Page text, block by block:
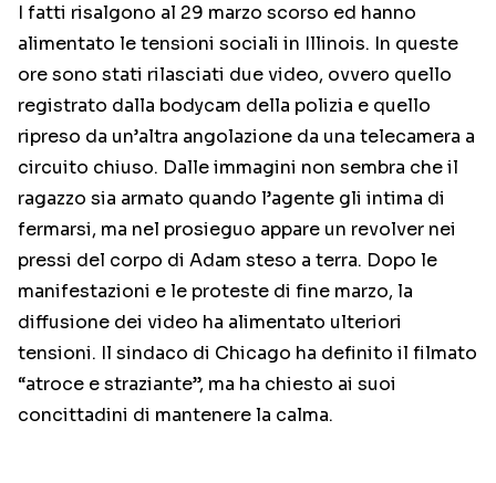
I fatti risalgono al 29 marzo scorso ed hanno
alimentato le tensioni sociali in Illinois. In queste
ore sono stati rilasciati due video, ovvero quello
registrato dalla bodycam della polizia e quello
ripreso da un’altra angolazione da una telecamera a
circuito chiuso. Dalle immagini non sembra che il
ragazzo sia armato quando l’agente gli intima di
fermarsi, ma nel prosieguo appare un revolver nei
pressi del corpo di Adam steso a terra. Dopo le
manifestazioni e le proteste di fine marzo, la
diffusione dei video ha alimentato ulteriori
tensioni. Il sindaco di Chicago ha definito il filmato
“atroce e straziante”, ma ha chiesto ai suoi
concittadini di mantenere la calma.